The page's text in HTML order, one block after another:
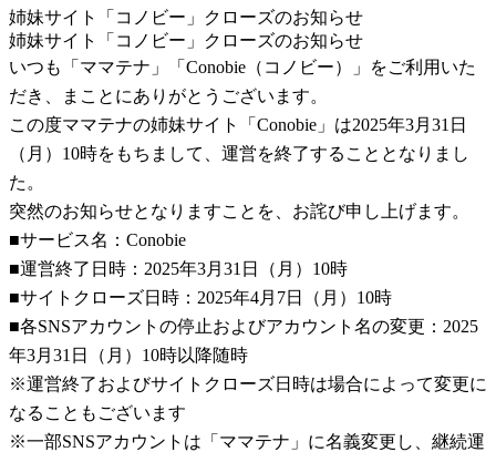
姉妹サイト「コノビー」クローズのお知らせ
姉妹サイト「コノビー」クローズのお知らせ
いつも「ママテナ」「Conobie（コノビー）」をご利用いた
だき、まことにありがとうございます。
この度ママテナの姉妹サイト「Conobie」は2025年3月31日
（月）10時をもちまして、運営を終了することとなりまし
た。
突然のお知らせとなりますことを、お詫び申し上げます。
■サービス名：Conobie
■運営終了日時：2025年3月31日（月）10時
■サイトクローズ日時：2025年4月7日（月）10時
■各SNSアカウントの停止およびアカウント名の変更：2025
年3月31日（月）10時以降随時
※運営終了およびサイトクローズ日時は場合によって変更に
なることもございます
※一部SNSアカウントは「ママテナ」に名義変更し、継続運